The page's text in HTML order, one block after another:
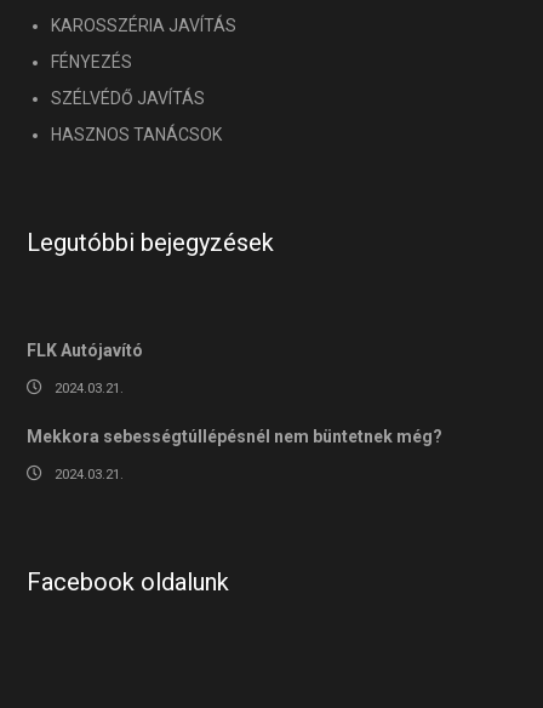
KAROSSZÉRIA JAVÍTÁS
FÉNYEZÉS
SZÉLVÉDŐ JAVÍTÁS
HASZNOS TANÁCSOK
Legutóbbi bejegyzések
FLK Autójavító
2024.03.21.
Mekkora sebességtúllépésnél nem büntetnek még?
2024.03.21.
Facebook oldalunk